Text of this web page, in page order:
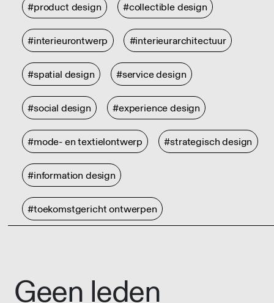
#product design #collectible design
#interieurontwerp #interieurarchitectuur
#spatial design #service design
#social design #experience design
#mode- en textielontwerp #strategisch design
#information design
#toekomstgericht ontwerpen
Geen leden